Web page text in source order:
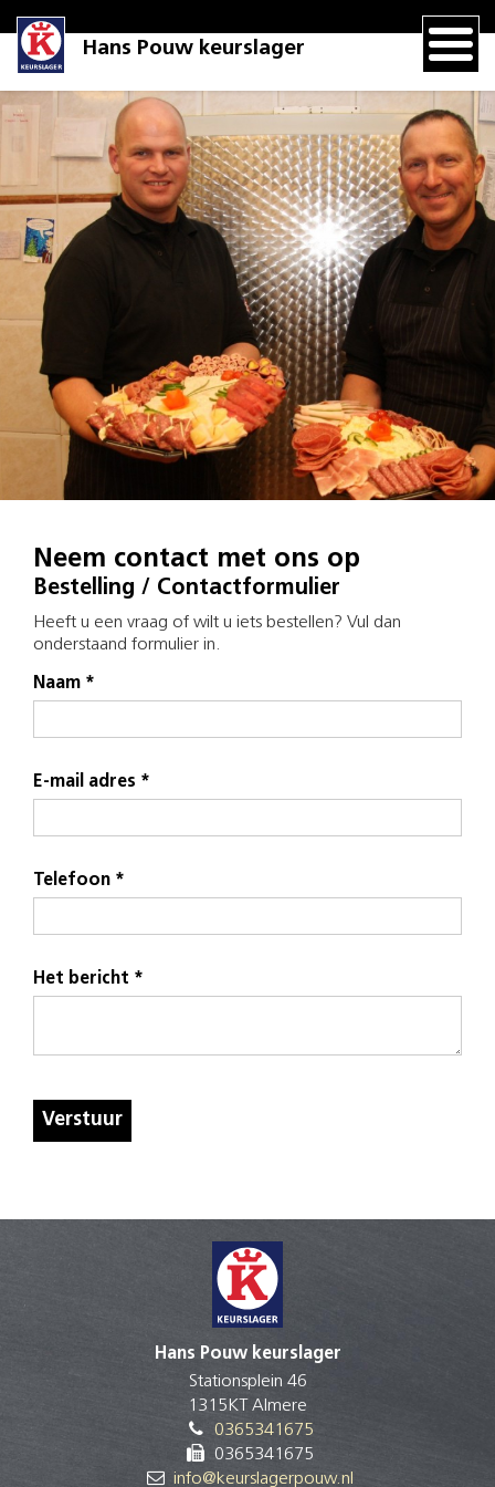
Hans Pouw keurslager
Neem contact met ons op
Bestelling / Contactformulier
Heeft u een vraag of wilt u iets bestellen? Vul dan
onderstaand formulier in.
Naam *
E-mail adres *
Telefoon *
Het bericht *
Verstuur
Hans Pouw keurslager
Stationsplein 46
1315KT Almere
0365341675
0365341675
info@keurslagerpouw.nl